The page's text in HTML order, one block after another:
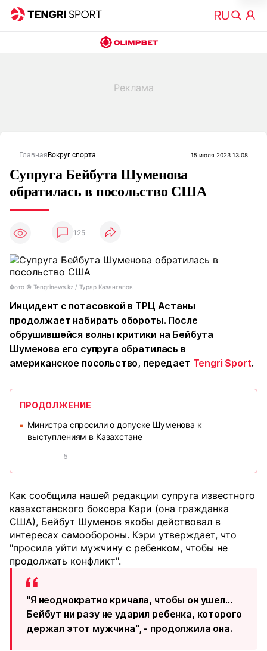
Главная Вокруг спорта 15 июля 2023 13:08
Супруга Бейбута Шуменова
обратилась в посольство США
125
Фото ©️ Tengrinews.kz / Турар Казангапов
Инцидент с потасовкой в ТРЦ Астаны
продолжает набирать обороты. После
обрушившейся волны критики на Бейбута
Шуменова его супруга обратилась в
американское посольство, передает Tengri Sport.
ПРОДОЛЖЕНИЕ
■
Министра спросили о допуске Шуменова к
выступлениям в Казахстане
5
Как сообщила нашей редакции супруга известного
казахстанского боксера Кэри (она гражданка
США), Бейбут Шуменов якобы действовал в
интересах самообороны. Кэри утверждает, что
"просила уйти мужчину с ребенком, чтобы не
продолжать конфликт".
"Я неоднократно кричала, чтобы он ушел...
Бейбут ни разу не ударил ребенка, которого
держал этот мужчина", - продолжила она.